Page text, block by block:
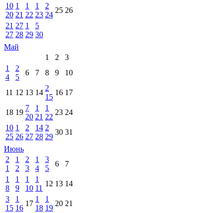
10
20
1
21
1
22
1
23
2
24
25 26
21
27
27
28
1
29
5
30
Май
1
2
3
1
4
2
5
6 7 8 9 10
11 12 13 14
2
15
16 17
18 19
7
20
1
21
1
22
23 24
10
25
1
26
2
27
14
28
2
29
30 31
Июнь
2
1
1
2
2
3
1
4
3
5
6
7
1
8
1
9
1
10
1
11
12 13 14
3
15
1
16
17
1
18
1
19
20 21